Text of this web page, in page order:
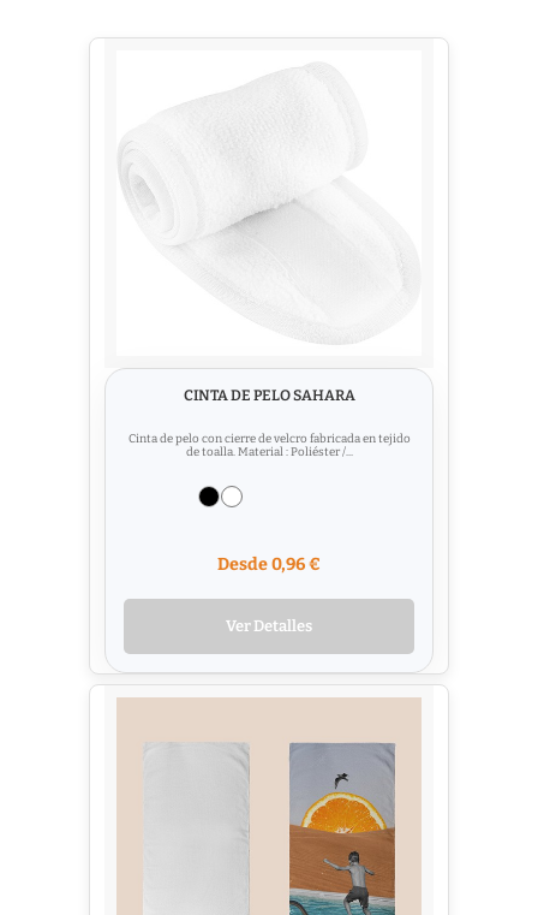
CINTA DE PELO SAHARA
Cinta de pelo con cierre de velcro fabricada en tejido
de toalla. Material : Poliéster /...
Desde 0,96 €
Ver Detalles